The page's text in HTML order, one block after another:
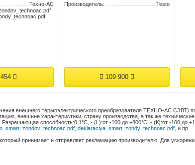
Техно-АС Производитель: Testo
109 900
внешнего термоэлектрического преобразователя ТЕХНО-АС СЗВТ)
внешние характеристики, страну производства, а так же
Разрешающая способность:0,1°С - (L):от -100 до +800°С - (К):от -100 до
deklaraciya_smart_zondy_technoac.pdf , и пр.
принимает и отправляет рекламацию производителю. Для